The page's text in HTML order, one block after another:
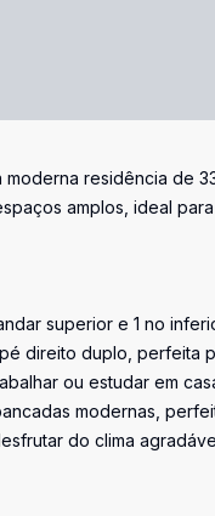
residência de
amplos, ideal para
superior e 1 no
direito duplo, perfeita
ou estudar em
modernas,
do clima